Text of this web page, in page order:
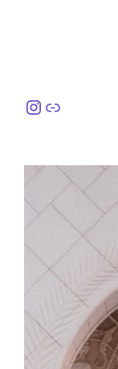
Instagram
링크